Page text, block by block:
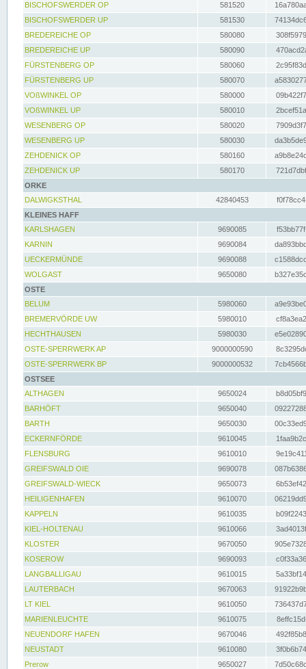
BISCHOFSWERDER OP
581520
BISCHOFSWERDER UP
581530
BREDEREICHE OP
580080
BREDEREICHE UP
580090
FÜRSTENBERG OP
580060
FÜRSTENBERG UP
580070
VOßWINKEL OP
580000
VOßWINKEL UP
580010
WESENBERG OP
580020
WESENBERG UP
580030
ZEHDENICK OP
580160
ZEHDENICK UP
580170
ORKE
DALWIGKSTHAL
42840453
KLEINES HAFF
KARLSHAGEN
9690085
KARNIN
9690084
UECKERMÜNDE
9690088
WOLGAST
9650080
OSTE
BELUM
5980060
BREMERVÖRDE UW
5980010
HECHTHAUSEN
5980030
OSTE-SPERRWERK AP
9000000590
OSTE-SPERRWERK BP
9000000532
OSTSEE
ALTHAGEN
9650024
BARHÖFT
9650040
BARTH
9650030
ECKERNFÖRDE
9610045
FLENSBURG
9610010
GREIFSWALD OIE
9690078
GREIFSWALD-WIECK
9650073
HEILIGENHAFEN
9610070
KAPPELN
9610035
KIEL-HOLTENAU
9610066
KLOSTER
9670050
KOSEROW
9690093
LANGBALLIGAU
9610015
LAUTERBACH
9670063
LT KIEL
9610050
MARIENLEUCHTE
9610075
NEUENDORF HAFEN
9670046
NEUSTADT
9610080
Prerow
9650027